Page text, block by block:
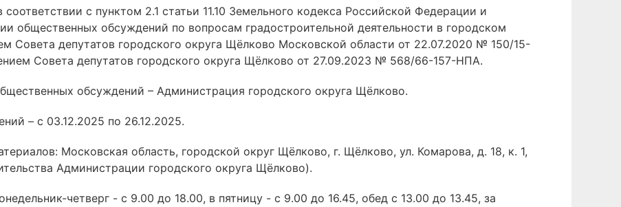
с пунктом 2.1 статьи 11.10 Земельного кодекса Российской Федерации и
общественных обсуждений по вопросам градостроительной деятельности в городском
Совета депутатов городского округа Щёлково Московской области от 22.07.2020 № 150/15-
Совета депутатов городского округа Щёлково от 27.09.2023 № 568/66-157-НПА.
обсуждений – Администрация городского округа Щёлково.
– с 03.12.2025 по 26.12.2025.
Московская область, городской округ Щёлково, г. Щёлково, ул. Комарова, д. 18, к. 1,
Администрации городского округа Щёлково).
четверг - с 9.00 до 18.00, в пятницу - с 9.00 до 16.45, обед с 13.00 до 13.45, за